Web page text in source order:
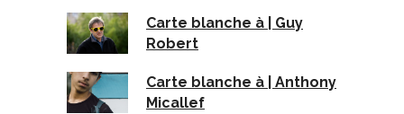
Carte blanche à | Guy
Robert
Carte blanche à | Anthony
Micallef